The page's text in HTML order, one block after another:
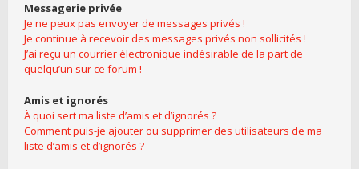
Messagerie privée
Je ne peux pas envoyer de messages privés !
Je continue à recevoir des messages privés non sollicités !
J’ai reçu un courrier électronique indésirable de la part de
quelqu’un sur ce forum !
Amis et ignorés
À quoi sert ma liste d’amis et d’ignorés ?
Comment puis-je ajouter ou supprimer des utilisateurs de ma
liste d’amis et d’ignorés ?